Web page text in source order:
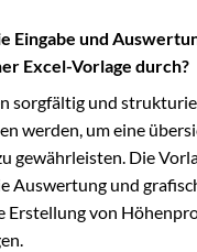
Eingabe und
Excel-Vorlage durch?
sorgfältig und
werden, um eine
gewährleisten. Die
Auswertung und
Erstellung von